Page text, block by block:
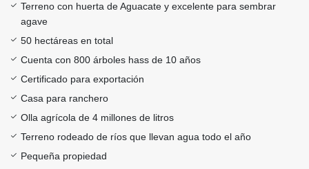
Terreno con huerta de Aguacate y excelente para sembrar
agave
50 hectáreas en total
Cuenta con 800 árboles hass de 10 años
Certificado para exportación
Casa para ranchero
Olla agrícola de 4 millones de litros
Terreno rodeado de ríos que llevan agua todo el año
Pequeña propiedad